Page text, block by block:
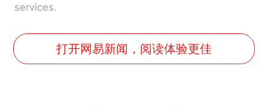
services.
打开网易新闻，阅读体验更佳